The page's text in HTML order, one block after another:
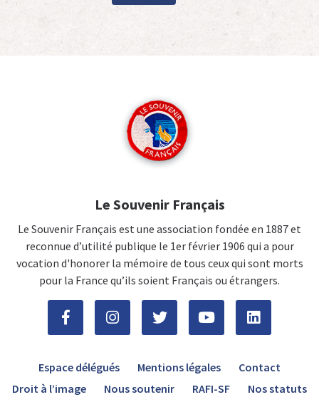
Le Souvenir Français
Le Souvenir Français est une association fondée en 1887 et
reconnue d’utilité publique le 1er février 1906 qui a pour
vocation d'honorer la mémoire de tous ceux qui sont morts
pour la France qu’ils soient Français ou étrangers.
Espace délégués Mentions légales
Contact
Droit à l’image
Nous soutenir RAFI-SF Nos statuts